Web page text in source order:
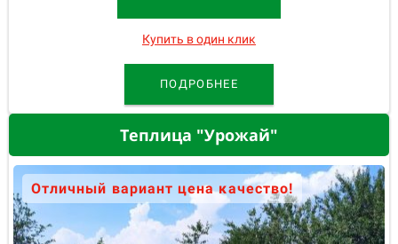
Купить в один клик
ПОДРОБНЕЕ
Теплица "Урожай"
Отличный вариант цена качество!